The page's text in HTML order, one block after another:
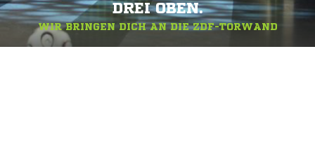
DREI OBEN.
WIR BRINGEN DICH AN DIE ZDF-TORWAND